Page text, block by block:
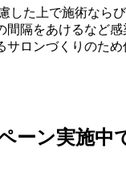
た上で施術なら
隔をあけるなど
ロンづくりのた
ン実施中